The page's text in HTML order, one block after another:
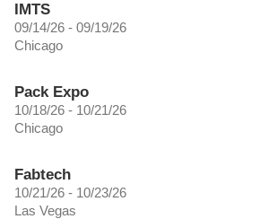
IMTS
09/14/26 - 09/19/26
Chicago
Pack Expo
10/18/26 - 10/21/26
Chicago
Fabtech
10/21/26 - 10/23/26
Las Vegas